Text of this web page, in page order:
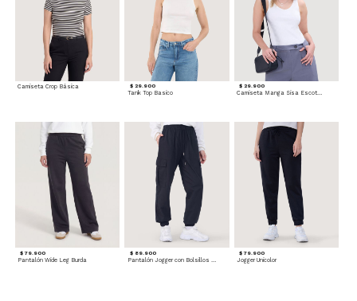
Camiseta Crop Básica $ 29.900
Tank Top Basico
$ 29.900
Camiseta Manga Sisa Escotada
$ 79.900
Pantalón Wide Leg Burda
$ 89.900
Pantalón Jogger con Bolsillos Cargo
$ 79.900
Jogger Unicolor